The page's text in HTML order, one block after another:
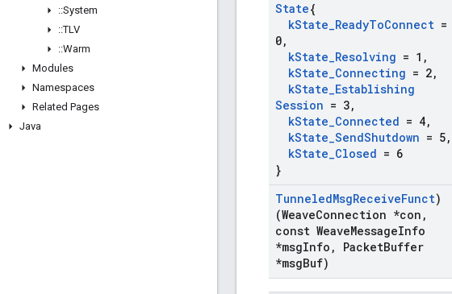
::System
::TLV
::Warm
Modules
Namespaces
Related Pages
Java
State{
kState_ReadyToConnect =
0,
kState_Resolving = 1 ,
kState_Connecting = 2,
kState_Establishing
Session = 3,
kState_Connected = 4,
kState_SendShutdown = 5,
kState_Closed = 6
}
TunneledMsgReceiveFunct)
(WeaveConnection *con ,
const WeaveMessageInfo
*msgInfo , PacketBuffer
*msgBuf)